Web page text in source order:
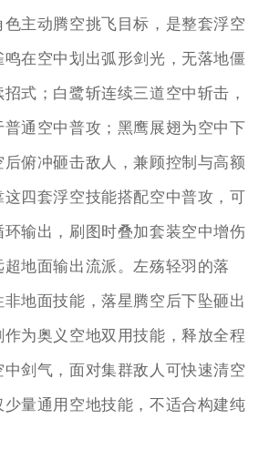
主动腾空挑飞目标，是整套浮空
在空中划出弧形剑光，无落地僵
式；白鹭斩连续三道空中斩击，
通空中普攻；黑鹰展翅为空中下
俯冲砸击敌人，兼顾控制与高额
四套浮空技能搭配空中普攻，可
输出，刷图时叠加套装空中增伤
地面输出流派。左殇轻羽的落
地面技能，落星腾空后下坠砸出
为奥义空地双用技能，释放全程
剑气，面对集群敌人可快速清空
量通用空地技能，不适合构建纯